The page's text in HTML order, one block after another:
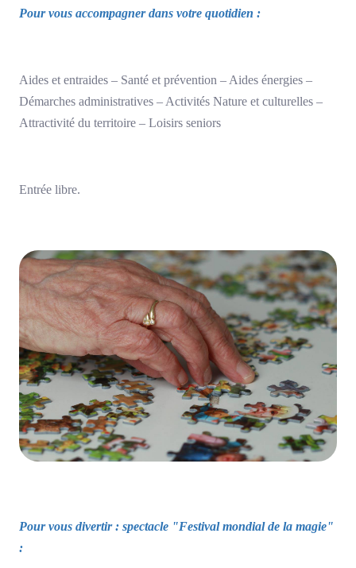
Pour vous accompagner dans votre quotidien :
Aides et entraides – Santé et prévention – Aides énergies –
Démarches administratives – Activités Nature et culturelles –
Attractivité du territoire – Loisirs seniors
Entrée libre.
Pour vous divertir : spectacle "Festival mondial de la magie"
: